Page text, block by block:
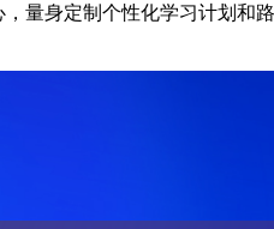
量身定制个性化学习计划和